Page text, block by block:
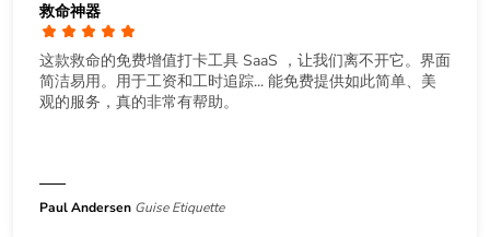
救命神器
这款救命的免费增值打卡工具 SaaS ，让我们离不开它。界面
简洁易用。用于工资和工时追踪... 能免费提供如此简单、美
观的服务，真的非常有帮助。
Paul Andersen Guise Etiquette